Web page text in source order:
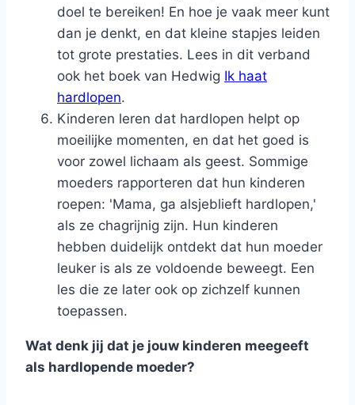
doel te bereiken! En hoe je vaak meer kunt
dan je denkt, en dat kleine stapjes leiden
tot grote prestaties. Lees in dit verband
ook het boek van Hedwig Ik haat
hardlopen.
Kinderen leren dat hardlopen helpt op
moeilijke momenten, en dat het goed is
voor zowel lichaam als geest. Sommige
moeders rapporteren dat hun kinderen
roepen: 'Mama, ga alsjeblieft hardlopen,'
als ze chagrijnig zijn. Hun kinderen
hebben duidelijk ontdekt dat hun moeder
leuker is als ze voldoende beweegt. Een
les die ze later ook op zichzelf kunnen
toepassen.
Wat denk jij dat je jouw kinderen meegeeft
als hardlopende moeder?